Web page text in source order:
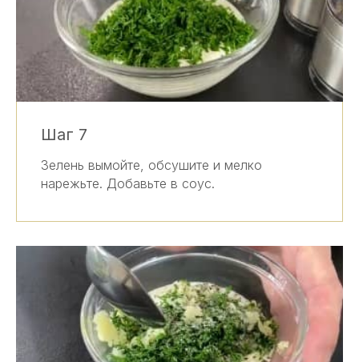
Шаг 7
Зелень вымойте, обсушите и мелко
нарежьте. Добавьте в соус.